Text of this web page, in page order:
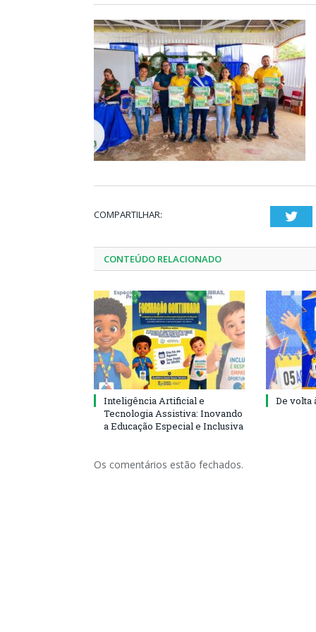
COMPARTILHAR:
CONTEÚDO RELACIONADO
Inteligência Artificial e
Tecnologia Assistiva: Inovando
a Educação Especial e Inclusiva
De volta
Os comentários estão fechados.